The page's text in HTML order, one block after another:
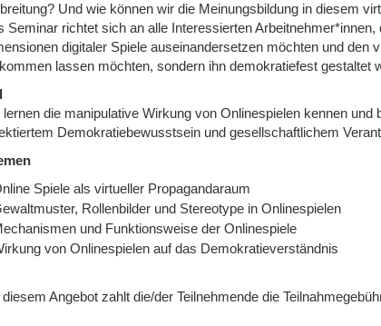
Und wie können wir die Meinungsbildung in diesem
Seminar richtet sich an alle Interessierten
digitaler Spiele auseinandersetzen möchten und
lassen möchten, sondern ihn demokratiefest gestaltet
lernen die manipulative Wirkung von Onlinespielen kennen
Demokratiebewusstsein und gesellschaftlichem
Spiele als virtueller Propagandaraum
Rollenbilder und Stereotype in Onlinespielen
und Funktionsweise der Onlinespiele
von Onlinespielen auf das Demokratieverständnis
diesem Angebot zahlt die/der Teilnehmende die